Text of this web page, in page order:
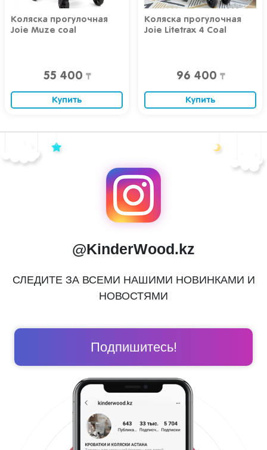
Коляска прогулочная
Joie Muze coal
55 400 ₸
Купить
Коляска прогулочная
Joie Litetrax 4 Coal
96 400 ₸
Купить
@KinderWood.kz
СЛЕДИТЕ ЗА ВСЕМИ НАШИМИ НОВИНКАМИ И
НОВОСТЯМИ
Подпишитесь!